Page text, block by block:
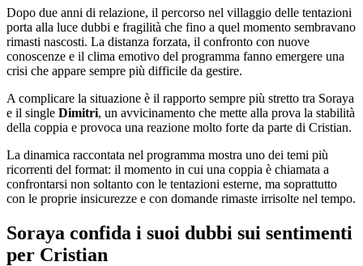
Dopo due anni di relazione, il percorso nel villaggio delle tentazioni
porta alla luce dubbi e fragilità che fino a quel momento sembravano
rimasti nascosti. La distanza forzata, il confronto con nuove
conoscenze e il clima emotivo del programma fanno emergere una
crisi che appare sempre più difficile da gestire.
A complicare la situazione è il rapporto sempre più stretto tra Soraya
e il single Dimitri, un avvicinamento che mette alla prova la stabilità
della coppia e provoca una reazione molto forte da parte di Cristian.
La dinamica raccontata nel programma mostra uno dei temi più
ricorrenti del format: il momento in cui una coppia è chiamata a
confrontarsi non soltanto con le tentazioni esterne, ma soprattutto
con le proprie insicurezze e con domande rimaste irrisolte nel tempo.
Soraya confida i suoi dubbi sui sentimenti
per Cristian